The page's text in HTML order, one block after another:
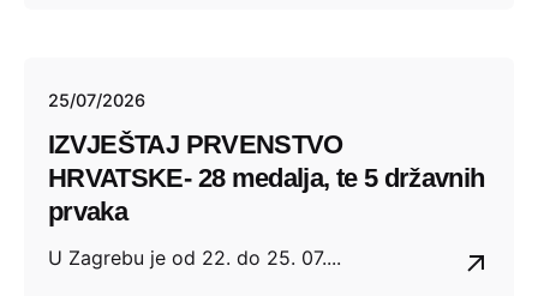
25/07/2026
IZVJEŠTAJ PRVENSTVO
HRVATSKE- 28 medalja, te 5 državnih
prvaka
U Zagrebu je od 22. do 25. 07....